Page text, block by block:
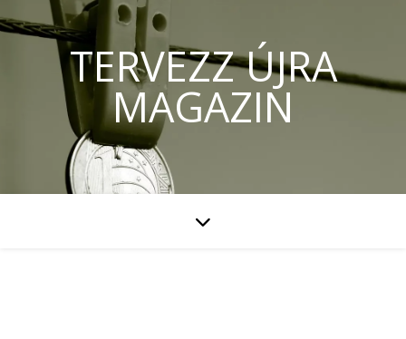
TERVEZZ ÚJRA
MAGAZIN